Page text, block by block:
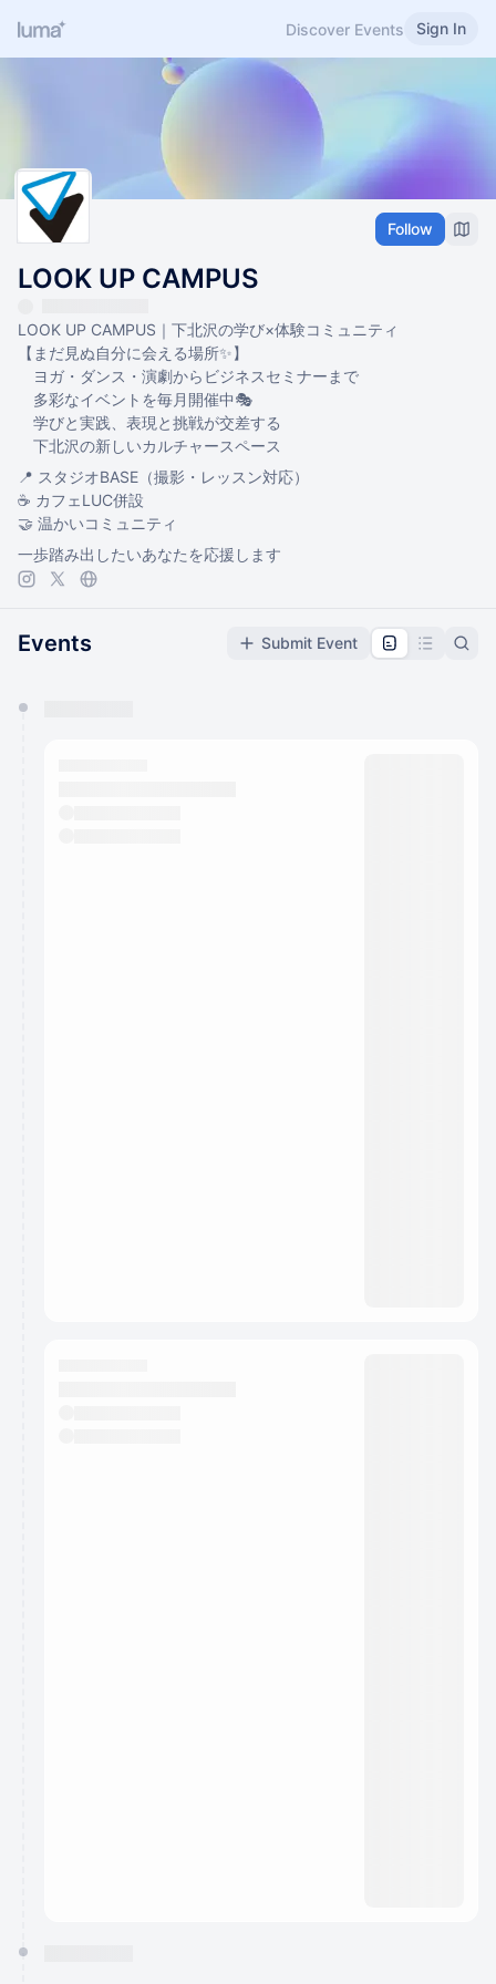
Discover Events Sign In
Follow
LOOK UP CAMPUS
LOOK UP CAMPUS｜下北沢の学び×体験コミュニティ
【まだ見ぬ自分に会える場所✨】
ヨガ・ダンス・演劇からビジネスセミナーまで
多彩なイベントを毎月開催中🎭
学びと実践、表現と挑戦が交差する
下北沢の新しいカルチャースペース
📍 スタジオBASE（撮影・レッスン対応）
☕ カフェLUC併設
🤝 温かいコミュニティ
一歩踏み出したいあなたを応援します
Events Submit Event